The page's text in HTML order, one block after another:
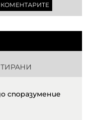
споразумение